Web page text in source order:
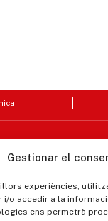
Gestionar el
experiències,
i/o accedir a la
ens permetrà